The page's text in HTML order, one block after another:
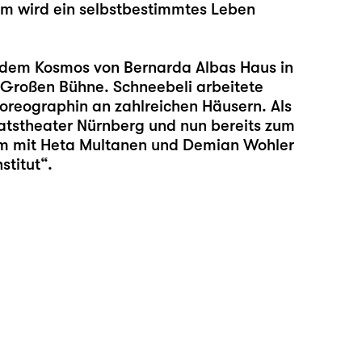
wird ein selbstbestimmtes Leben
Kosmos von Bernarda Albas Haus in
Bühne. Schneebeli arbeitete
an zahlreichen Häusern. Als
Nürnberg und nun bereits zum
mit Heta Multanen und Demian Wohler